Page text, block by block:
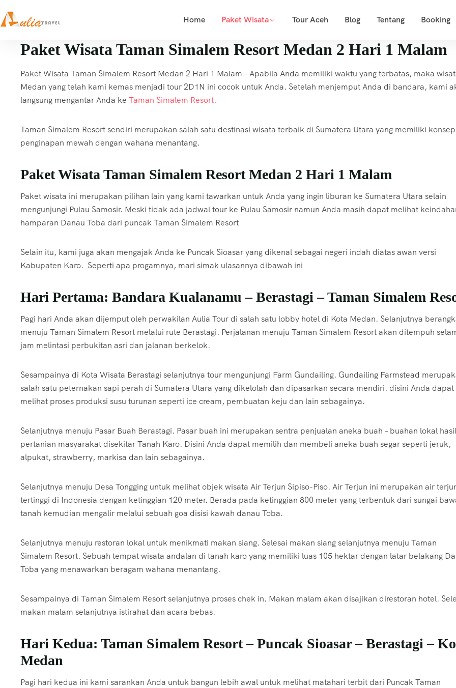
Home Paket Wisata Tour Aceh Blog Tentang Booking
Paket Wisata Taman Simalem Resort Medan 2 Hari 1 Malam
Paket Wisata Taman Simalem Resort Medan 2 Hari 1 Malam – Apabila Anda memiliki waktu yang terbatas, maka
Medan yang telah kami kemas menjadi tour 2D1N ini cocok untuk Anda. Setelah menjemput Anda di bandara, kami
langsung mengantar Anda ke Taman Simalem Resort.
Taman Simalem Resort sendiri merupakan salah satu destinasi wisata terbaik di Sumatera Utara yang memiliki konsep
penginapan mewah dengan wahana menantang.
Paket Wisata Taman Simalem Resort Medan 2 Hari 1 Malam
Paket wisata ini merupakan pilihan lain yang kami tawarkan untuk Anda yang ingin liburan ke Sumatera Utara selain
mengunjungi Pulau Samosir. Meski tidak ada jadwal tour ke Pulau Samosir namun Anda masih dapat melihat
hamparan Danau Toba dari puncak Taman Simalem Resort
Selain itu, kami juga akan mengajak Anda ke Puncak Sioasar yang dikenal sebagai negeri indah diatas awan versi
Kabupaten Karo. Seperti apa progamnya, mari simak ulasannya dibawah ini
Hari Pertama: Bandara Kualanamu – Berastagi – Taman Simalem
Pagi hari Anda akan dijemput oleh perwakilan Aulia Tour di salah satu lobby hotel di Kota Medan. Selanjutnya
menuju Taman Simalem Resort melalui rute Berastagi. Perjalanan menuju Taman Simalem Resort akan ditempuh
jam melintasi perbukitan asri dan jalanan berkelok.
Sesampainya di Kota Wisata Berastagi selanjutnya tour mengunjungi Farm Gundailing. Gundailing Farmstead
salah satu peternakan sapi perah di Sumatera Utara yang dikelolah dan dipasarkan secara mendiri. disini Anda dapat
melihat proses produksi susu turunan seperti ice cream, pembuatan keju dan lain sebagainya.
Selanjutnya menuju Pasar Buah Berastagi. Pasar buah ini merupakan sentra penjualan aneka buah – buahan lokal hasil
pertanian masyarakat disekitar Tanah Karo. Disini Anda dapat memilih dan membeli aneka buah segar seperti jeruk,
alpukat, strawberry, markisa dan lain sebagainya.
Selanjutnya menuju Desa Tongging untuk melihat objek wisata Air Terjun Sipiso-Piso. Air Terjun ini merupakan air
tertinggi di Indonesia dengan ketinggian 120 meter. Berada pada ketinggian 800 meter yang terbentuk dari sungai
tanah kemudian mengalir melalui sebuah goa disisi kawah danau Toba.
Selanjutnya menuju restoran lokal untuk menikmati makan siang. Selesai makan siang selanjutnya menuju Taman
Simalem Resort. Sebuah tempat wisata andalan di tanah karo yang memiliki luas 105 hektar dengan latar belakang
Toba yang menawarkan beragam wahana menantang.
Sesampainya di Taman Simalem Resort selanjutnya proses chek in. Makan malam akan disajikan direstoran hotel.
makan malam selanjutnya istirahat dan acara bebas.
Hari Kedua: Taman Simalem Resort – Puncak Sioasar – Berastagi –
Medan
Pagi hari kedua ini kami sarankan Anda untuk bangun lebih awal untuk melihat matahari terbit dari Puncak Taman